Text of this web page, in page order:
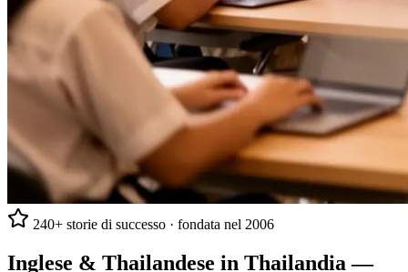
240+ storie di successo · fondata nel 2006
Inglese & Thailandese in Thailandia —